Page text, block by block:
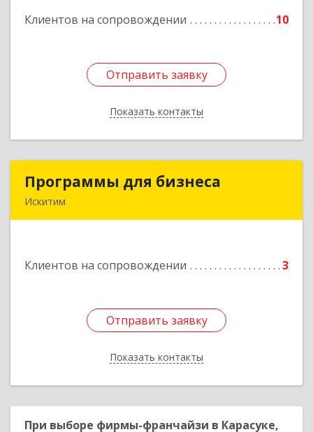
Клиентов на сопровождении 10
Отправить заявку
Показать контакты
Подробнее
Отправить заявку
Назад
Программы для бизнеса
Искитим
Клиентов на сопровождении 3
Отправить заявку
Показать контакты
Программы для бизнеса
Отправить заявку
Назад
При выборе фирмы-франчайзи в Карасуке,